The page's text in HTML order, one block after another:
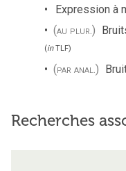
Expression à
(au plur.)
(inTLF)
(par anal.)
Recherches